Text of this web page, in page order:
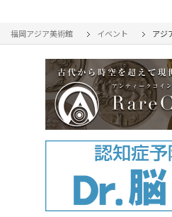
福岡アジア美術館 イベント アジ